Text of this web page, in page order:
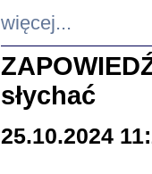
więcej...
słychać
25.10.2024